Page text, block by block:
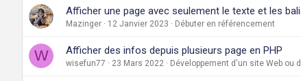
Afficher une page avec seulement le texte et les
Mazinger 12 Janvier 2023 Débuter en référencement
W Afficher des infos depuis plusieurs page en PHP
wisefun77 23 Mars 2022 Développement d'un site Web ou